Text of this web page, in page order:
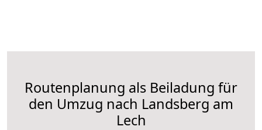
Routenplanung als Beiladung für
den Umzug nach Landsberg am
Lech